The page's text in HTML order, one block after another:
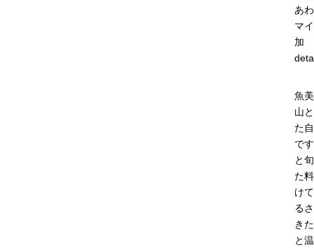
あ
マ
加
魚
山
た
で
と
た
け
る
き
と